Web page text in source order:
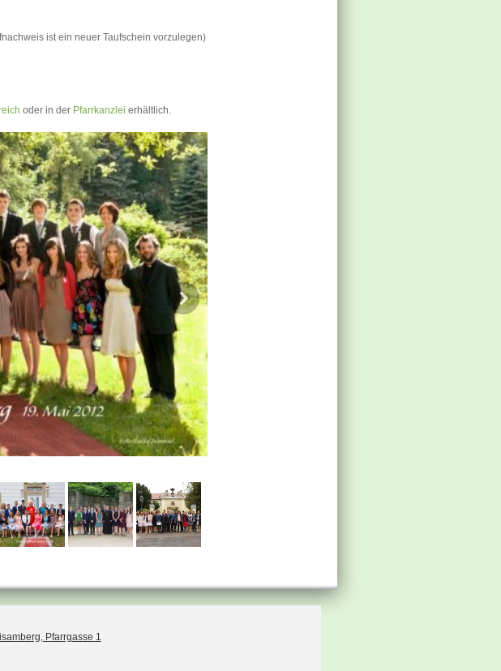
ist ein neuer Taufschein vorzulegen)
oder in der Pfarrkanzlei erhältlich.
Pfarrgasse 1